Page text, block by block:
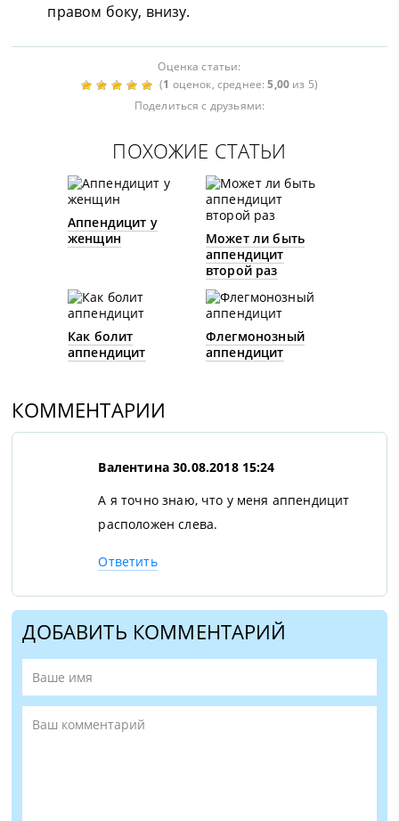
правом боку, внизу.
Оценка статьи:
(1 оценок, среднее:5,00 из 5)
Поделиться с друзьями:
ПОХОЖИЕ СТАТЬИ
Аппендицит у
женщин
Может ли быть
аппендицит
второй раз
Как болит
аппендицит
Флегмонозный
аппендицит
КОММЕНТАРИИ
Валентина 30.08.2018 15:24
А я точно знаю, что у меня аппендицит
расположен слева.
Ответить
ДОБАВИТЬ КОММЕНТАРИЙ